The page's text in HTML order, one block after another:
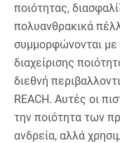
ποιότητας,
πολυανθρακικά
συμμορφώνονται με
διαχείρισης
διεθνή
REACH. Αυτές οι
την ποιότητα των
ανδρεία, αλλά